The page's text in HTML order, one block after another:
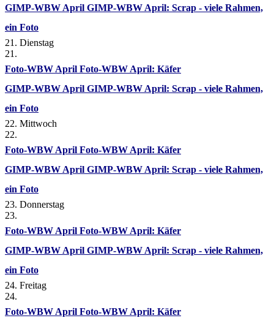
GIMP-WBW April GIMP-WBW April: Scrap - viele Rahmen,
ein Foto
21. Dienstag
21.
Foto-WBW April Foto-WBW April: Käfer
GIMP-WBW April GIMP-WBW April: Scrap - viele Rahmen,
ein Foto
22. Mittwoch
22.
Foto-WBW April Foto-WBW April: Käfer
GIMP-WBW April GIMP-WBW April: Scrap - viele Rahmen,
ein Foto
23. Donnerstag
23.
Foto-WBW April Foto-WBW April: Käfer
GIMP-WBW April GIMP-WBW April: Scrap - viele Rahmen,
ein Foto
24. Freitag
24.
Foto-WBW April Foto-WBW April: Käfer